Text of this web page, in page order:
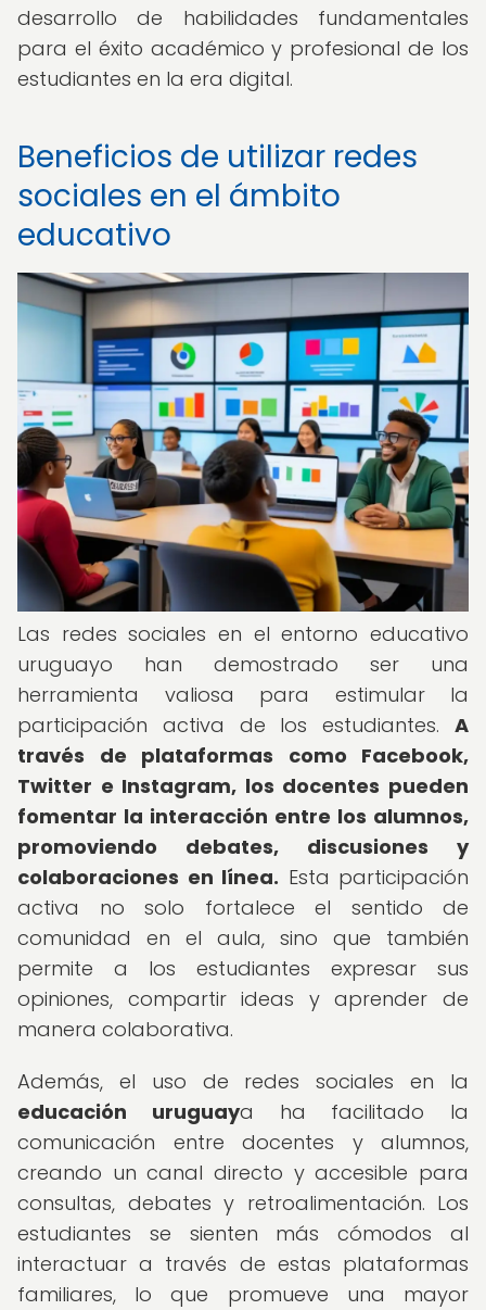
desarrollo de habilidades fundamentales
para el éxito académico y profesional de los
estudiantes en la era digital.
Beneficios de utilizar redes
sociales en el ámbito
educativo
Las redes sociales en el entorno educativo
uruguayo han demostrado ser una
herramienta valiosa para estimular la
participación activa de los estudiantes. A
través de plataformas como Facebook,
Twitter e Instagram, los docentes pueden
fomentar la interacción entre los alumnos,
promoviendo debates, discusiones y
colaboraciones en línea. Esta participación
activa no solo fortalece el sentido de
comunidad en el aula, sino que también
permite a los estudiantes expresar sus
opiniones, compartir ideas y aprender de
manera colaborativa.
Además, el uso de redes sociales en la
educación uruguaya ha facilitado la
comunicación entre docentes y alumnos,
creando un canal directo y accesible para
consultas, debates y retroalimentación. Los
estudiantes se sienten más cómodos al
interactuar a través de estas plataformas
familiares, lo que promueve una mayor